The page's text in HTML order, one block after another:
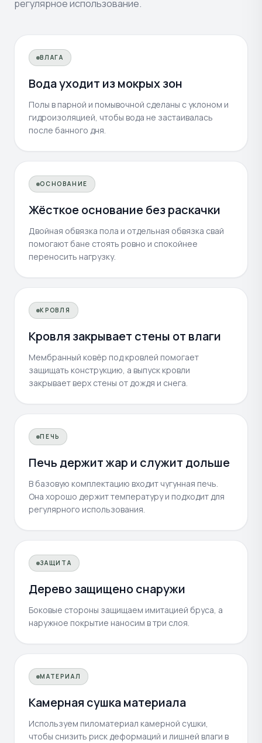
регулярное использование.
ВЛАГА
Вода уходит из мокрых зон
Полы в парной и помывочной сделаны с уклоном и
гидроизоляцией, чтобы вода не застаивалась
после банного дня.
ОСНОВАНИЕ
Жёсткое основание без раскачки
Двойная обвязка пола и отдельная обвязка свай
помогают бане стоять ровно и спокойнее
переносить нагрузку.
КРОВЛЯ
Кровля закрывает стены от влаги
Мембранный ковёр под кровлей помогает
защищать конструкцию, а выпуск кровли
закрывает верх стены от дождя и снега.
ПЕЧЬ
Печь держит жар и служит дольше
В базовую комплектацию входит чугунная печь.
Она хорошо держит температуру и подходит для
регулярного использования.
ЗАЩИТА
Дерево защищено снаружи
Боковые стороны защищаем имитацией бруса, а
наружное покрытие наносим в три слоя.
МАТЕРИАЛ
Камерная сушка материала
Используем пиломатериал камерной сушки,
чтобы снизить риск деформаций и лишней влаги в